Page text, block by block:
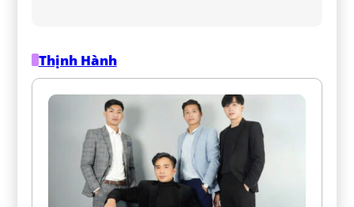
Thịnh Hành